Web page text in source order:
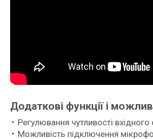
Додаткові функції і
Регулювання чутливості
Можливість підключення